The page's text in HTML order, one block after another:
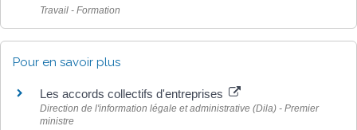
Travail - Formation
Pour en savoir plus
Les accords collectifs d'entreprises
Direction de l'information légale et administrative (Dila) - Premier
ministre